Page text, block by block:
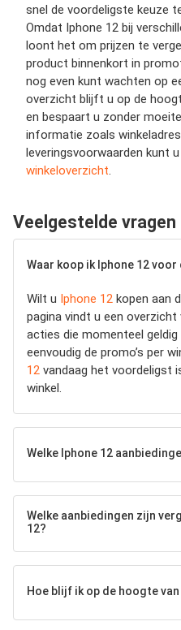
snel de voordeligste keuze
Omdat Iphone 12 bij
loont het om prijzen te
product binnenkort in
nog even kunt wachten op
overzicht blijft u op de
en bespaart u zonder
informatie zoals
leveringsvoorwaarden kunt
winkeloverzicht.
Veelgestelde vragen
Waar koop ik Iphone 12
Wilt u Iphone 12 kopen aan
pagina vindt u een
acties die momenteel geldig
eenvoudig de promo’s per
12 vandaag het voordeligst
winkel.
Welke Iphone 12
Welke aanbiedingen zijn
12?
Hoe blijf ik op de hoogte